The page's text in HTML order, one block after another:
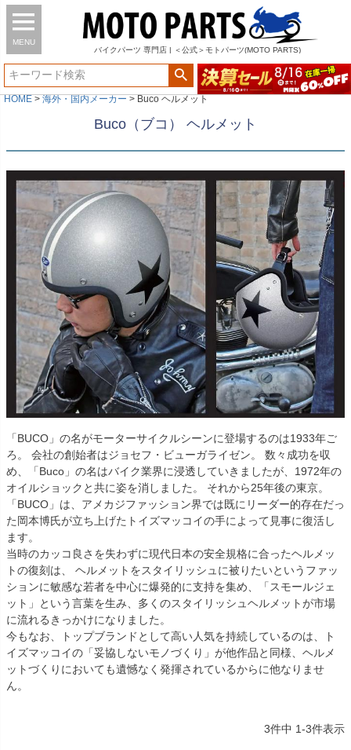
MENU
バイク パーツ 専門店 | ＜公式＞モトパーツ(MOTO PARTS)
HOME 海外・国内メーカー Buco ヘルメット
Buco（ブコ） ヘルメット
「BUCO」の名がモーターサイクルシーンに登場するのは1933年ご
ろ。 会社の創始者はジョセフ・ビューガライゼン。 数々成功を収
め、「Buco」の名はバイク業界に浸透していきましたが、1972年の
オイルショックと共に姿を消しました。 それから25年後の東京。
「BUCO」は、アメカジファッション界では既にリーダー的存在だっ
た岡本博氏が立ち上げたトイズマッコイの手によって見事に復活し
ます。
当時のカッコ良さを失わずに現代日本の安全規格に合ったヘルメッ
トの復刻は、 ヘルメットをスタイリッシュに被りたいというファッ
ションに敏感な若者を中心に爆発的に支持を集め、「スモールジェ
ット」という言葉を生み、多くのスタイリッシュヘルメットが市場
に流れるきっかけになりました。
今もなお、トップブランドとして高い人気を持続しているのは、ト
イズマッコイの「妥協しないモノづくり」が他作品と同様、ヘルメ
ットづくりにおいても遺憾なく発揮されているからに他なりませ
ん。
3件中 1-3件表示